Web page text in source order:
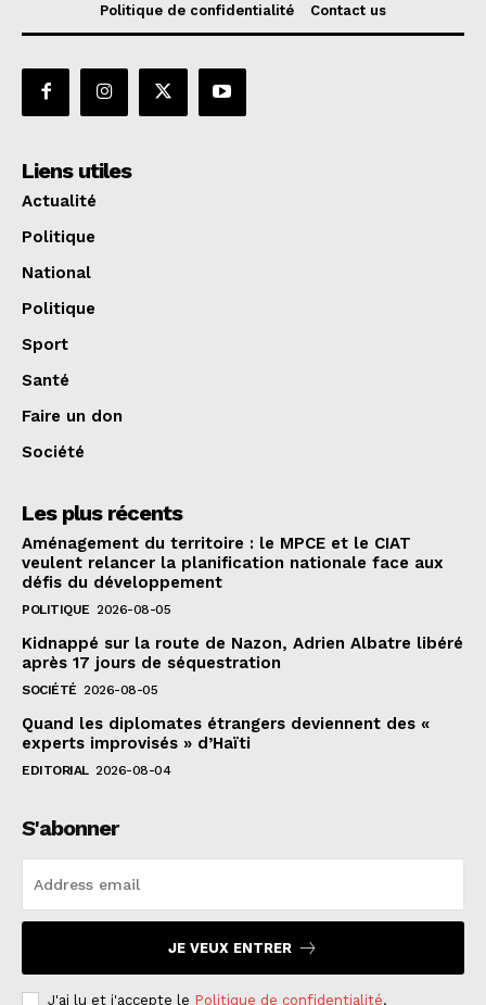
Politique de confidentialité
Contact us
Liens utiles
Actualité
Politique
National
Politique
Sport
Santé
Faire un don
Société
Les plus récents
Aménagement du territoire : le MPCE et le CIAT
veulent relancer la planification nationale face aux
défis du développement
POLITIQUE 2026-08-05
Kidnappé sur la route de Nazon, Adrien Albatre libéré
après 17 jours de séquestration
SOCIÉTÉ 2026-08-05
Quand les diplomates étrangers deviennent des «
experts improvisés » d’Haïti
EDITORIAL 2026-08-04
S'abonner
JE VEUX ENTRER
J'ai lu et j'accepte le Politique de confidentialité.